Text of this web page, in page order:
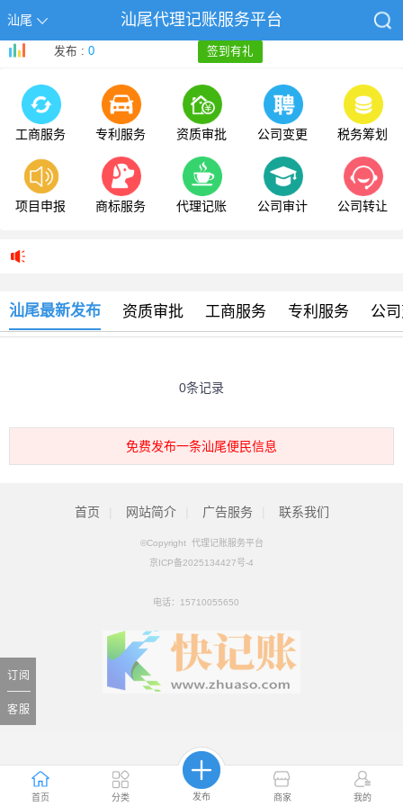
汕尾 汕尾代理记账服务平台
首页 分类 发布 商家 我的
发布 :0 签到有礼
工商服务 专利服务 资质审批 公司变更 税务筹划
项目申报 商标服务 代理记账 公司审计 公司转让
汕尾最新发布 资质审批 工商服务 专利服务 公
0条记录
免费发布一条汕尾便民信息
订阅
客服
首页 网站简介 广告服务 联系我们
©Copyright 代理记账服务平台
京ICP备2025134427号-4
电话： 15710055650